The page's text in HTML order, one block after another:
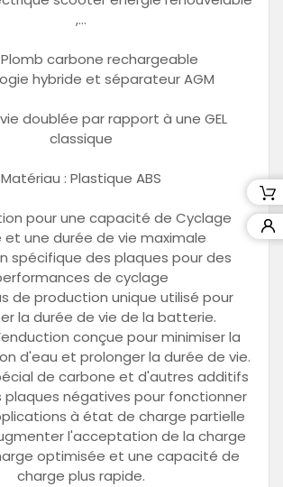
,...
carbone rechargeable
hybride et séparateur AGM
doublée par rapport à une GEL
classique
Matériau : Plastique ABS
pour une capacité de Cyclage
et une durée de vie maximale
spécifique des plaques pour des
de cyclage
de production unique utilisé pour
la durée de vie de la batterie.
conçue pour minimiser la
d'eau et prolonger la durée de vie.
de carbone et d'autres additifs
plaques négatives pour fonctionner
à état de charge partielle
l'acceptation de la charge
optimisée et une capacité de
charge plus rapide.